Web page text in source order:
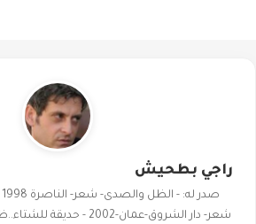
راجي بطحيش
شعر- دار الشروق-عمان-2002 - حديقة للشتاء..ظل ربيع ضاع- نصوص-…